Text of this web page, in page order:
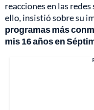
reacciones en las
ello, insistió sobre su
programas más
mis 16 años en